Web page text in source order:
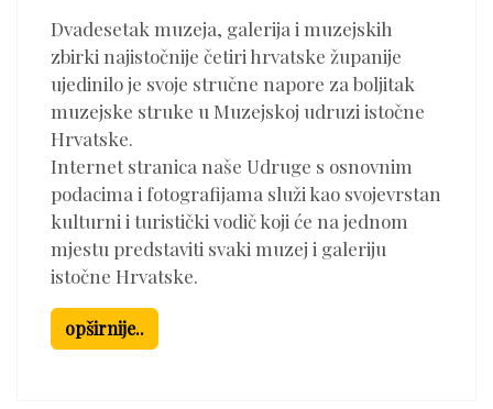
Dvadesetak muzeja, galerija i muzejskih
zbirki najistočnije četiri hrvatske županije
ujedinilo je svoje stručne napore za boljitak
muzejske struke u Muzejskoj udruzi istočne
Hrvatske.
Internet stranica naše Udruge s osnovnim
podacima i fotografijama služi kao svojevrstan
kulturni i turistički vodič koji će na jednom
mjestu predstaviti svaki muzej i galeriju
istočne Hrvatske.
opširnije..